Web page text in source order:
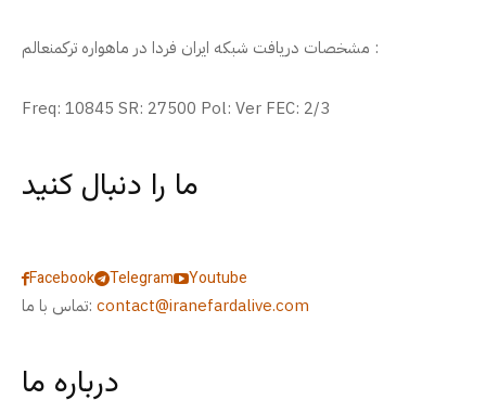
مشخصات دریافت شبکه ایران فردا در ماهواره ترکمنعالم :
Freq: 10845 SR: 27500 Pol: Ver FEC: 2/3
ما را دنبال کنید
Facebook Telegram
Youtube
تماس با ما: contact@iranefardalive.com
درباره ما